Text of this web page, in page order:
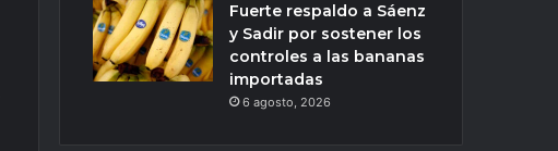
Fuerte respaldo a Sáenz
y Sadir por sostener los
controles a las bananas
importadas
6 agosto, 2026